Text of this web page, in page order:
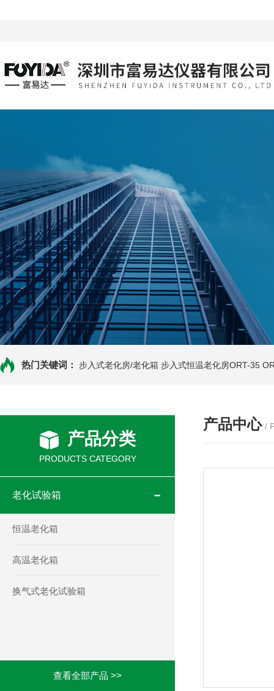
热门关键词： 步入式老化房/老化箱 步入式恒温老化房ORT-35
产品分类
PRODUCTS CATEGORY
老化试验箱
恒温老化箱
高温老化箱
换气式老化试验箱
查看全部产品 >>
产品中心 /